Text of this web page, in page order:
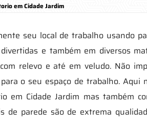
em Cidade Jardim
seu local de trabalho usando
e também em diversos
relevo e até em veludo. Não
o seu espaço de trabalho. Aqui
em Cidade Jardim mas também
de parede são de extrema